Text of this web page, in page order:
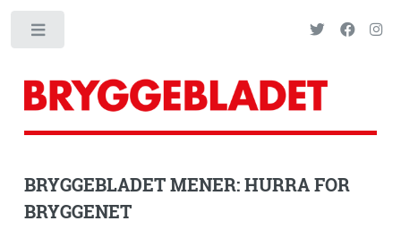
BRYGGEBLADET MENER: HURRA FOR
BRYGGENET